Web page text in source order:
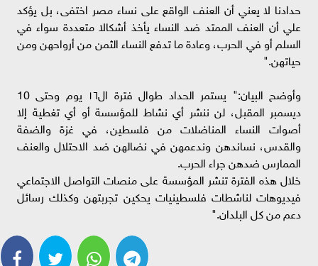
حدادنا لا يعني أن العنف الواقع على نساء مصر اختفى، بل يؤكد
علي أن العنف الممتد ضد النساء يأخذ أشكالا متعددة سواء في
السلم أو في الحرب، وعادة ما تدفع النساء الثمن من أرواحهن ومن
حياتهن."
وأوضح البيان:" يستمر الحداد طوال فترة ال١٦ يوم وحتى 10
ديسمبر المقبل، لن ننشر أي نشاط للمؤسسة أو أي تغطية إلا
أصوات النساء المناضلات من فلسطين، في غزة والضفة
والقدس، نساندهن وندعمهن في نضالهن ضد الاحتلال والعنف
الممارس ضدهن جراء الحرب.
خلال هذه الفترة تنشر المؤسسة على منصات التواصل الاجتماعي
فيديوهات لناشطات فلسطينيات يحكين تجربتهن وكذلك رسائل
دعم من كل البلدان."